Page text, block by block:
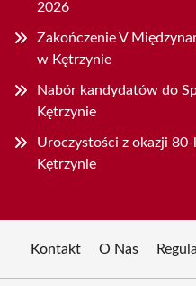
2026
Zakończenie V
w Kętrzynie
Nabór kandydatów do
Kętrzynie
Uroczystości z okazji
Kętrzynie
Kontakt O Nas